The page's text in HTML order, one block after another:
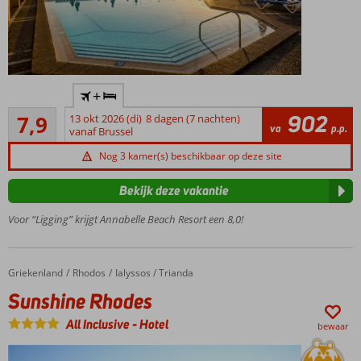
het
strand
familieresort
Spa
Center
Chersonissos
7,9
Goed
56
beoordelingen
+
13 okt 2026 (di) 8 dagen (7 nachten)
vanaf Brussel
va 902 p.p.
Nog 3 kamer(s) beschikbaar op deze site
Voor “Ligging” krijgt Annabelle Beach Resort een 8,0!
Bekijk deze vakantie
Home
Griekenland Rhodos Ialyssos / Trianda
Sunshine Rhodes
Sunshine Rhodes
All Inclusive-Hotel bewaar